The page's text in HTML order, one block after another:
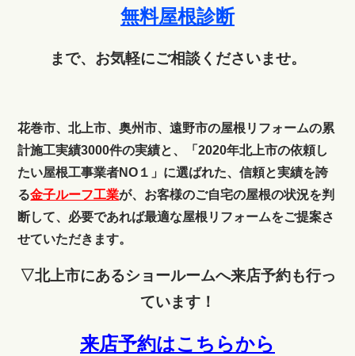
無料屋根診断
まで、お気軽にご相談くださいませ。
花巻市、北上市、奥州市、遠野市の屋根リフォームの累
計施工実績3000件の実績と、「2020年北上市の依頼し
たい屋根工事業者NO１」に選ばれた、信頼と実績を誇
る金子ルーフ工業が、お客様のご自宅の屋根の状況を判
断して、必要であれば最適な屋根リフォームをご提案さ
せていただきます。
▽北上市にあるショールームへ来店予約も行っ
ています！
来店予約はこちらから